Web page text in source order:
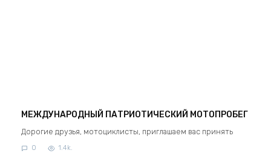
МЕЖДУНАРОДНЫЙ ПАТРИОТИЧЕСКИЙ МОТОПРОБЕГ
Дорогие друзья, мотоциклисты, приглашаем вас принять
0 1.4k.